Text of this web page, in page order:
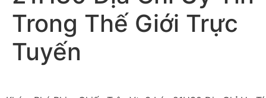
Trong Thế Giới Trực
Tuyến